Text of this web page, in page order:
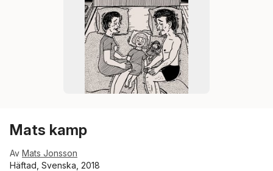
Mats kamp
Av Mats Jonsson
Häftad, Svenska, 2018